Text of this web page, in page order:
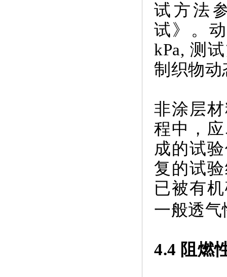
试方法
试》。
kPa, 测
制织物动
非涂层
程中，
成的试
复的试
已被有
一般透气
4.4 阻燃